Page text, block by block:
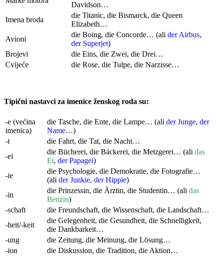
Davidson…
Imena broda
die Titanic, die Bismarck, die Queen
Elizabeth…
Avioni
die Boing, die Concorde… (ali der Airbus,
der Superjet)
Brojevi
die Eins, die Zwei, die Drei…
Cvijeće
die Rose, die Tulpe, die Narzisse…
Tipični nastavci za imenice ženskog roda su:
-e (većina
imenica)
die Tasche, die Ente, die Lampe… (ali der Junge, der
Name…)
-t
die Fahrt, die Tat, die Nacht…
-ei
die Bücherei, die Bäckerei, die Metzgerei… (ali das
Ei, der Papagei)
-ie
die Psychologie, die Demokratie, die Fotografie…
(ali der Junkie, der Hippie)
-in
die Prinzessin, die Ärztin, die Studentin… (ali das
Benzin)
-schaft
die Freundschaft, die Wissenschaft, die Landschaft…
-heit/-keit
die Gelegenheit, die Gesundheit, die Schnelligkeit,
die Dankbarkeit…
-ung
die Zeitung, die Meinung, die Lösung…
-ion
die Diskussion, die Tradition, die Aktion…